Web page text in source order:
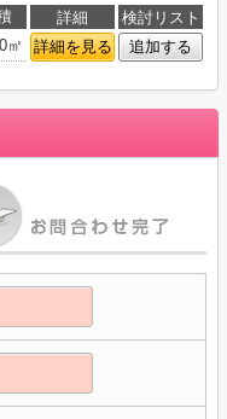
詳細
検討リスト
㎡ 詳細を見る 追加する